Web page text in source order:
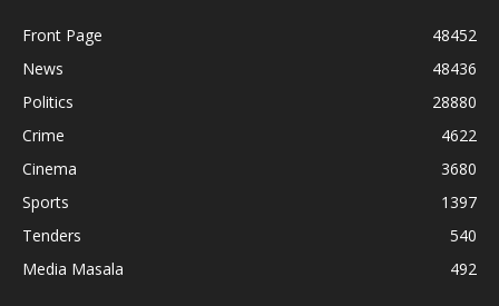
Front Page
48452
News
48436
Politics
28880
Crime
4622
Cinema
3680
Sports
1397
Tenders
540
Media Masala
492